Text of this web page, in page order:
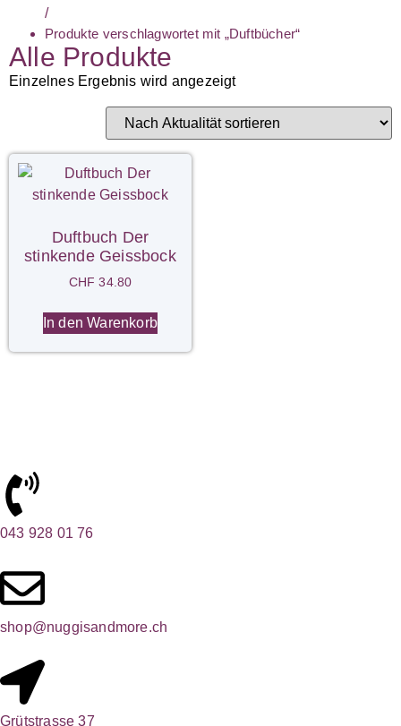
/
Produkte verschlagwortet mit „Duftbücher“
Alle Produkte
Einzelnes Ergebnis wird angezeigt
Duftbuch Der
stinkende Geissbock
CHF 34.80
In den Warenkorb
043 928 01 76
shop@nuggisandmore.ch
Grütstrasse 37